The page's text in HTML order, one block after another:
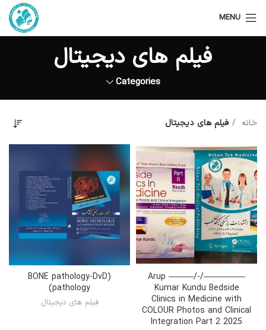
MENU
فیلم های دیجیتال
Categories
خانه فیلم های دیجیتال
—————/-/——— Arup
Kumar Kundu Bedside
Clinics in Medicine with
COLOUR Photos and Clinical
Integration Part 2 2025
(BONE pathology-DvD
(pathology
فیلم های دیجیتال